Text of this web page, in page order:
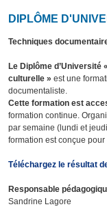
DIPLÔME
Techniques
Le Diplôme
culturelle » est une
documentaliste.
Cette formation est
formation continue.
par semaine (lundi et
formation est conçue
Téléchargez le résultat
Responsable
Sandrine Lagore